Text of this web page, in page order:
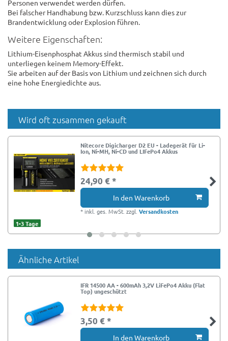
Personen verwendet werden dürfen.
Bei falscher Handhabung bzw. Kurzschluss kann dies zur
Brandentwicklung oder Explosion führen.
Weitere Eigenschaften:
Lithium-Eisenphosphat Akkus sind thermisch stabil und
unterliegen keinem Memory-Effekt.
Sie arbeiten auf der Basis von Lithium und zeichnen sich durch
eine hohe Energiedichte aus.
Wird oft zusammen gekauft
Nitecore Digicharger D2 EU - Ladegerät für Li-
Ion, Ni-MH, Ni-CD und LIFePo4 Akkus
24,90 € *
In den Warenkorb
* inkl. ges. MwSt. zzgl.Versandkosten
1-3 Tage
Ähnliche Artikel
IFR 14500 AA - 600mAh 3,2V LiFePo4 Akku (Flat
Top) ungeschützt
3,50 € *
In den Warenkorb